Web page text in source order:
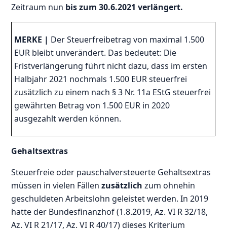
Zeitraum nun bis zum 30.6.2021 verlängert.
MERKE | Der Steuerfreibetrag von maximal 1.500
EUR bleibt unverändert. Das bedeutet: Die
Fristverlängerung führt nicht dazu, dass im ersten
Halbjahr 2021 nochmals 1.500 EUR steuerfrei
zusätzlich zu einem nach § 3 Nr. 11a EStG steuerfrei
gewährten Betrag von 1.500 EUR in 2020
ausgezahlt werden können.
Gehaltsextras
Steuerfreie oder pauschalversteuerte Gehaltsextras
müssen in vielen Fällenzusätzlich zum ohnehin
geschuldeten Arbeitslohn geleistet werden. In 2019
hatte der Bundesfinanzhof (1.8.2019, Az. VI R 32/18,
Az. VI R 21/17, Az. VI R 40/17) dieses Kriterium